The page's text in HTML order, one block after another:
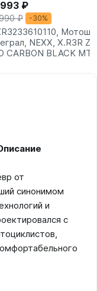
₽
₽ -30%
NEXX, X.R3R
CARBON BLACK MT
от
синонимом
и
с